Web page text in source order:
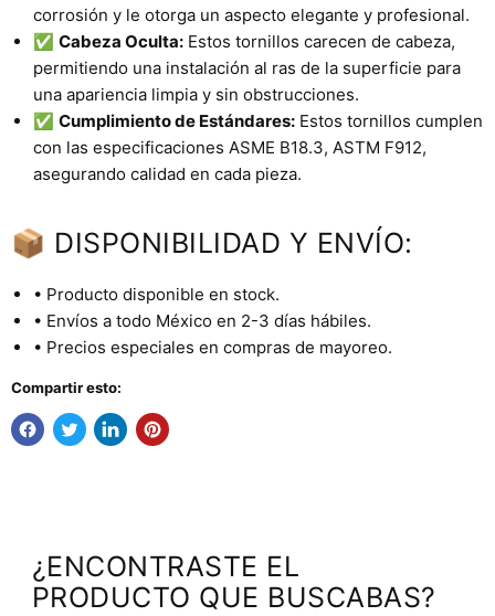
corrosión y le otorga un aspecto elegante y profesional.
✅ Cabeza Oculta: Estos tornillos carecen de cabeza,
permitiendo una instalación al ras de la superficie para
una apariencia limpia y sin obstrucciones.
✅ Cumplimiento de Estándares: Estos tornillos cumplen
con las especificaciones ASME B18.3, ASTM F912,
asegurando calidad en cada pieza.
📦 DISPONIBILIDAD Y ENVÍO:
• Producto disponible en stock.
• Envíos a todo México en 2-3 días hábiles.
• Precios especiales en compras de mayoreo.
Compartir esto:
¿ENCONTRASTE EL
PRODUCTO QUE BUSCABAS?